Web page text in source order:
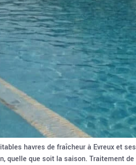
havres de fraîcheur à Evreux et
quelle que soit la saison. Traitement